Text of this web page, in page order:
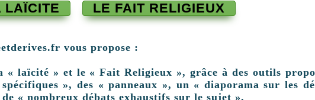
LAÏCITE LE FAIT RELIGIEUX
vous propose :
« laïcité » et le « Fait Religieux », grâce à des outils
», des « panneaux », un « diaporama sur les
« nombreux débats exhaustifs sur le sujet ».